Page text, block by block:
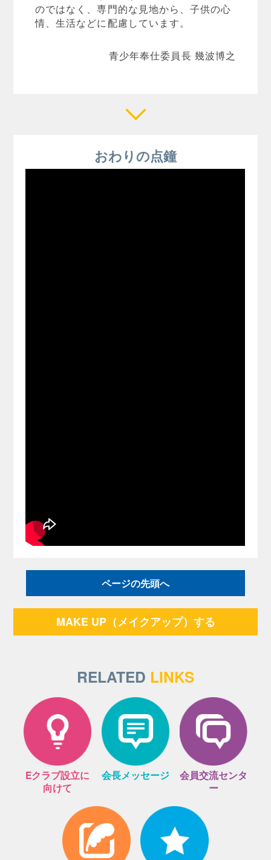
のではなく、専門的な見地から、子供の心
情、生活などに配慮しています。
青少年奉仕委員長 幾波博之
おわりの点鐘
ページの先頭へ
MAKE UP（メイクアップ）する
RELATED LINKS
Eクラブ設立に
向けて
会長メッセージ
会員交流センタ
ー